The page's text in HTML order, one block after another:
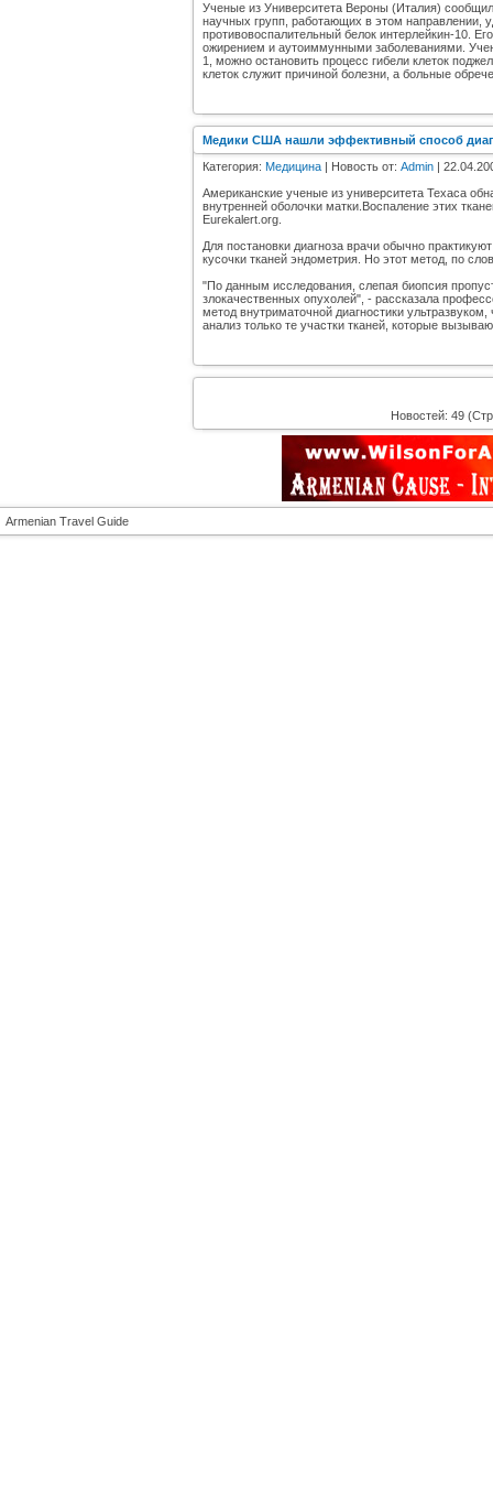
Ученые из Университета Вероны (Италия)
научных групп, работающих в этом направлении,
противовоспалительный белок интерлейкин-10.
ожирением и аутоиммунными заболеваниями.
1, можно остановить процесс гибели клеток
клеток служит причиной болезни, а больные
Медики США нашли эффективный способ
Категория: Медицина | Новость от: Admin |
Американские ученые из университета Техаса
внутренней оболочки матки.Воспаление этих
Eurekalert.org.
Для постановки диагноза врачи обычно
кусочки тканей эндометрия. Но этот метод, по
"По данным исследования, слепая биопсия
злокачественных опухолей", - рассказала
метод внутриматочной диагностики
анализ только те участки тканей, которые
Новостей: 49
Armenian Travel Guide